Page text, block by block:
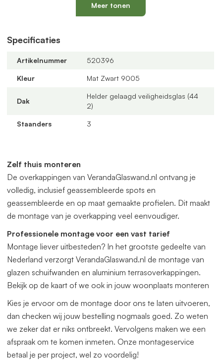
om een prachtige serre te maken. Dit en andere accessoires
vindt je bij de gerelateerde producten hieronder op deze
De overkapping wordt geleverd als compleet bouwpakket
met alle benodigde onderdelen zoals PVC bladvanger, PVC
meegeleverd.
dan een offerte aan.
Meer tonen
Specificaties
Artikelnummer 520396
Kleur Mat Zwart 9005
Dak
Helder gelaagd veiligheidsglas (44
2)
Staanders 3
Zelf thuis monteren
De overkappingen van VerandaGlaswand.nl ontvang je
volledig, inclusief geassembleerde spots en
geassembleerde en op maat gemaakte profielen. Dit maakt
de montage van je overkapping veel eenvoudiger.
Professionele montage voor een vast tarief
Montage liever uitbesteden? In het grootste gedeelte van
Nederland verzorgt VerandaGlaswand.nl de montage van
glazen schuifwanden en aluminium terrasoverkappingen.
Bekijk op de kaart of we ook in jouw woonplaats monteren
Kies je ervoor om de montage door ons te laten uitvoeren,
dan checken wij jouw bestelling nogmaals goed. Zo weten
we zeker dat er niks ontbreekt. Vervolgens maken we een
afspraak om te komen inmeten. Onze montageservice
betaal je per project, wel zo voordelig!